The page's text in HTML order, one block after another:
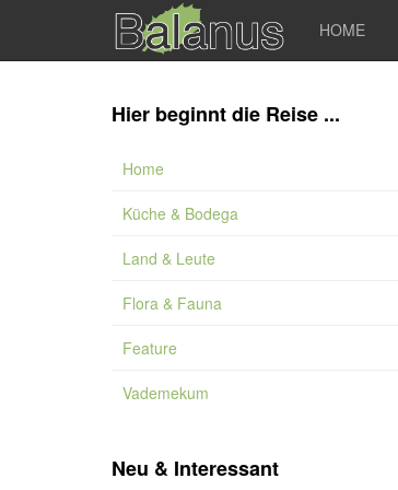
HOME
Hier beginnt die Reise ...
Home
Küche & Bodega
Land & Leute
Flora & Fauna
Feature
Vademekum
Neu & Interessant